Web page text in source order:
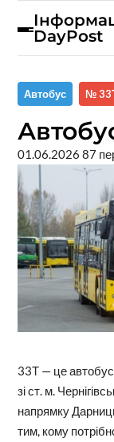
DayPost
Автобус №
01.06.2026 87
33Т — це
зі ст. м.
напрямку
тим, кому